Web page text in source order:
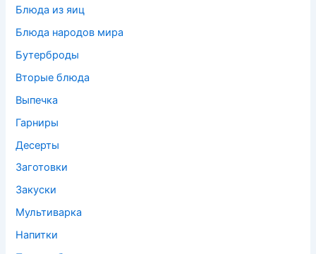
Блюда из яиц
Блюда народов мира
Бутерброды
Вторые блюда
Выпечка
Гарниры
Десерты
Заготовки
Закуски
Мультиварка
Напитки